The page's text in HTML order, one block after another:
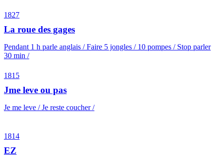
1827
La roue des gages
Pendant 1 h parle anglais / Faire 5 jongles / 10 pompes / Stop parler
30 min /
1815
Jme leve ou pas
Je me leve / Je reste coucher /
1814
EZ